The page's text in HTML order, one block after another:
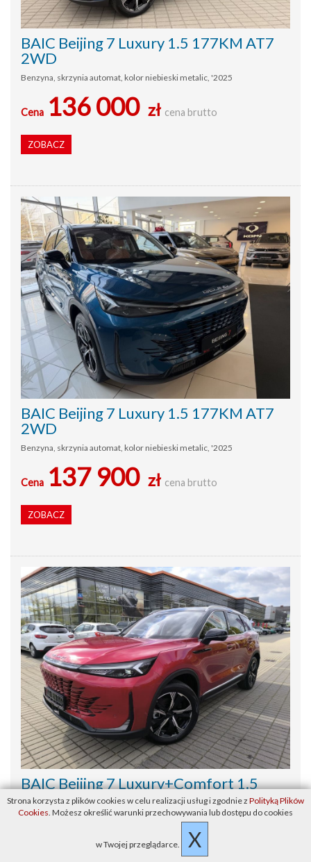
BAIC Beijing 7 Luxury 1.5 177KM AT7
2WD
Benzyna, skrzynia automat, kolor niebieski metalic, '2025
Cena 136 000 zł cena brutto
ZOBACZ
BAIC Beijing 7 Luxury 1.5 177KM AT7
2WD
Benzyna, skrzynia automat, kolor niebieski metalic, '2025
Cena 137 900 zł cena brutto
ZOBACZ
BAIC Beijing 7 Luxury+Comfort 1.5
177KM AT7 2WD
Benzyna, skrzynia manualna, kolor Czerwony metallic, '2025
139 900zł
Strona korzysta z plików cookies w celu realizacji usług i zgodnie z Polityką Plików
Cookies. Możesz określić warunki przechowywania lub dostępu do cookies
w Twojej przeglądarce. X